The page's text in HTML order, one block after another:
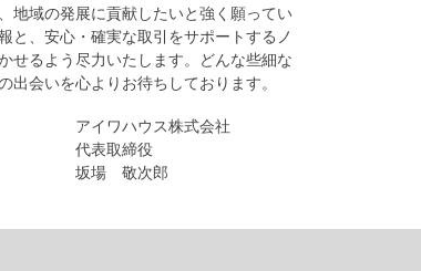
地域の発展に貢献したいと強く願ってい
と、安心・確実な取引をサポートするノ
せるよう尽力いたします。どんな些細な
出会いを心よりお待ちしております。
アイワハウス株式会社
代表取締役
坂場 敬次郎